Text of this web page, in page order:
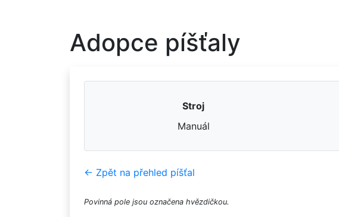
Adopce píšťaly
Stroj
Manuál
← Zpět na přehled píšťal
Povinná pole jsou označena hvězdičkou.